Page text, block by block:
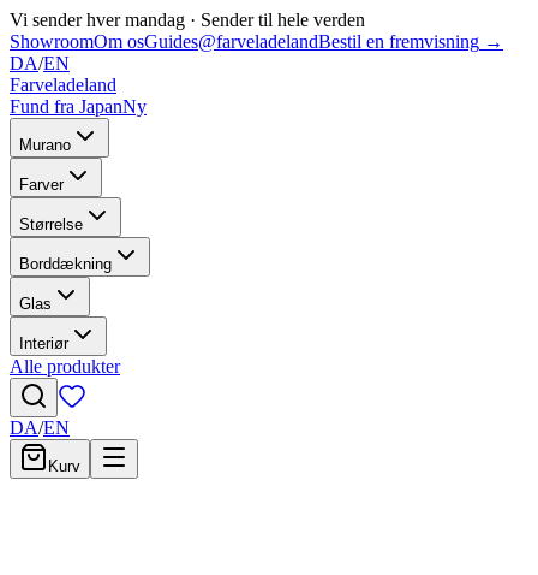
Vi sender hver mandag · Sender til hele verden
ShowroomOm osGuides@farveladelandBestil en fremvisning →
DA/EN
Farveladeland
Fund fra JapanNy
Murano
Farver
Størrelse
Borddækning
Glas
Interiør
Alle produkter
DA/EN
Kurv